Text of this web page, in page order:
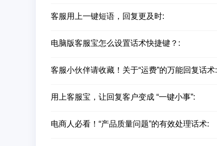
客服用上一键短语，回复更及时:
电脑版客服宝怎么设置话术快捷键？:
客服小伙伴请收藏！关于“运费”的万能回复话术:
用上客服宝，让回复客户变成 “一键小事”:
电商人必看！“产品质量问题”的有效处理话术: